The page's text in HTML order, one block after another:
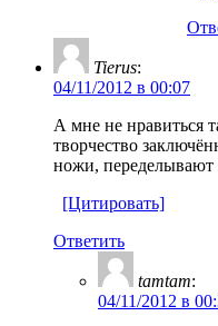
Tierus:
04/11/2012 в 00:07
А мне не нравиться
творчество
ножи, переделывают
[Цитировать]
Ответить
tamtam:
04/11/2012 в